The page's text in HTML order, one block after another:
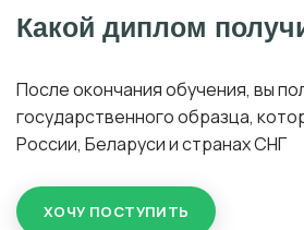
Какой диплом
После окончания обучения, вы
государственного образца,
России, Беларуси и странах СНГ
ХОЧУ ПОСТУПИТЬ